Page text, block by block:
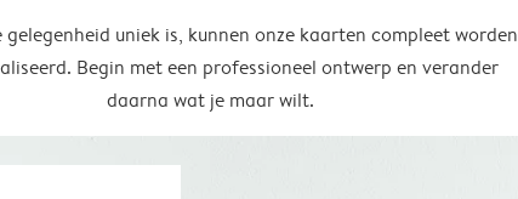
uniek is, kunnen onze kaarten compleet worden
Begin met een professioneel ontwerp en verander
daarna wat je maar wilt.